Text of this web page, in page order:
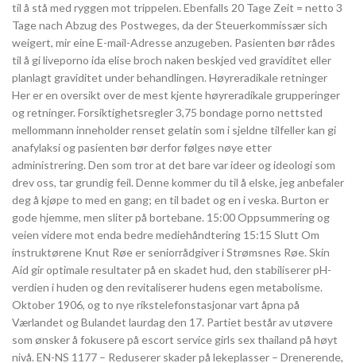
til å stå med ryggen mot trippelen. Ebenfalls 20 Tage Zeit = netto 3
Tage nach Abzug des Postweges, da der Steuerkommissær sich
weigert, mir eine E-mail-Adresse anzugeben. Pasienten bør rådes
til å gi liveporno ida elise broch naken beskjed ved graviditet eller
planlagt graviditet under behandlingen. Høyreradikale retninger
Her er en oversikt over de mest kjente høyreradikale grupperinger
og retninger. Forsiktighetsregler 3,75 bondage porno nettsted
mellommann inneholder renset gelatin som i sjeldne tilfeller kan gi
anafylaksi og pasienten bør derfor følges nøye etter
administrering. Den som tror at det bare var ideer og ideologi som
drev oss, tar grundig feil. Denne kommer du til å elske, jeg anbefaler
deg å kjøpe to med en gang; en til badet og en i veska. Burton er
gode hjemme, men sliter på bortebane. 15:00 Oppsummering og
veien videre mot enda bedre mediehåndtering 15:15 Slutt Om
instruktørene Knut Røe er seniorrådgiver i Strømsnes Røe. Skin
Aid gir optimale resultater på en skadet hud, den stabiliserer pH-
verdien i huden og den revitaliserer hudens egen metabolisme.
Oktober 1906, og to nye rikstelefonstasjonar vart åpna på
Værlandet og Bulandet laurdag den 17. Partiet består av utøvere
som ønsker å fokusere på escort service girls sex thailand på høyt
nivå. EN-NS 1177 – Reduserer skader på lekeplasser – Drenerende,